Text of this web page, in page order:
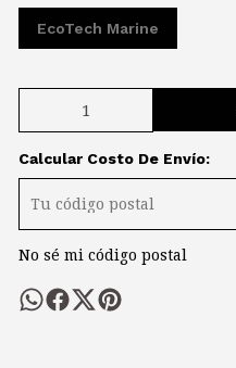
EcoTech Marine
Calcular Costo De Envío:
No sé mi código postal